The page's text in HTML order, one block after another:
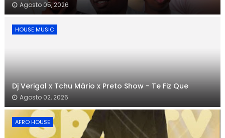
Agosto 05, 2026
HOUSE MUSIC
Dj Verigal x Tchu Mário x Preto Show - Te Fiz Que
Agosto 02, 2026
AFRO HOUSE